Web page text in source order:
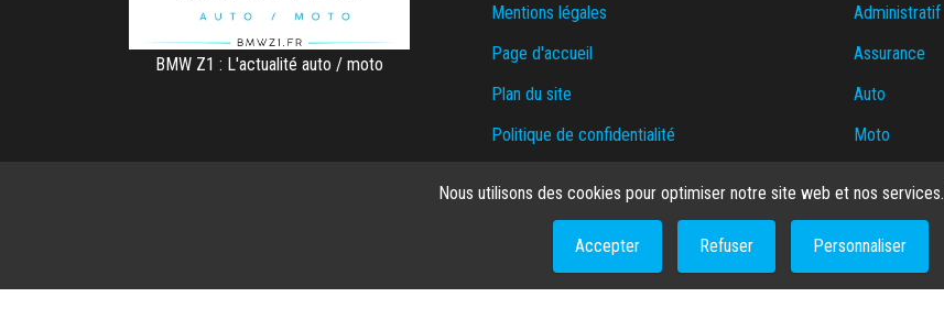
BMW Z1 : L'actualité auto / moto
Mentions légales
Page d'accueil
Plan du site
Politique de confidentialité
Qui suis-je ?
Administratif
Assurance
Auto
Moto
Nous utilisons des cookies pour optimiser notre site web et nos services.
Accepter Refuser Personnaliser